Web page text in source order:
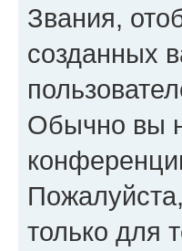
Звания,
созданных
Обычно вы
только для